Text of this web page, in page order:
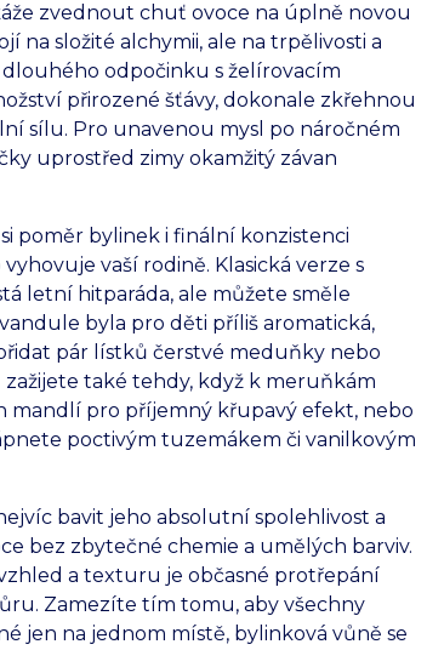
zvednout chuť ovoce na úplně novou
na složité alchymii, ale na trpělivosti a
odpočinku s želírovacím
přirozené šťávy, dokonale zkřehnou
sílu. Pro unavenou mysl po náročném
uprostřed zimy okamžitý závan
poměr bylinek i finální konzistenci
vaší rodině. Klasická verze s
letní hitparáda, ale můžete směle
byla pro děti příliš aromatická,
pár lístků čerstvé meduňky nebo
také tehdy, když k meruňkám
mandlí pro příjemný křupavý efekt, nebo
poctivým tuzemákem či vanilkovým
bavit jeho absolutní spolehlivost a
bez zbytečné chemie a umělých barviv.
a texturu je občasné protřepání
Zamezíte tím tomu, aby všechny
jen na jednom místě, bylinková vůně se